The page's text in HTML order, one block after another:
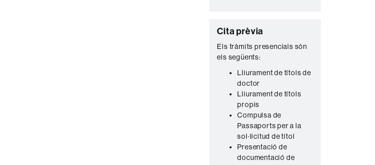
t
e
C
o
n
Cita prèvia
Els tràmits presencials són
els següents:
Lliurament de títols de
doctor
Lliurament de títols
propis
Compulsa de
Passaports per a la
sol·licitud de títol
Presentació de
documentació de